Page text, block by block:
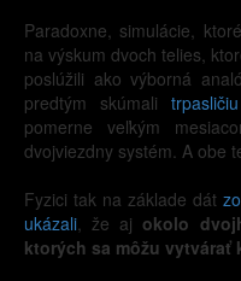
Paradoxne, simulácie,
na výskum dvoch telies,
poslúžili ako výborná
predtým skúmali
pomerne veľkým
dvojviezdny systém. A obe
Fyzici tak na základe dát
ukázali , že aj okolo
ktorých sa môžu vytvárať